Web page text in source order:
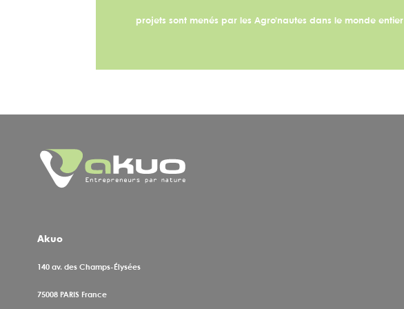
projets sont menés par les Agro’nautes dans le monde entier
Akuo
140 av. des Champs-Élysées
75008 PARIS France